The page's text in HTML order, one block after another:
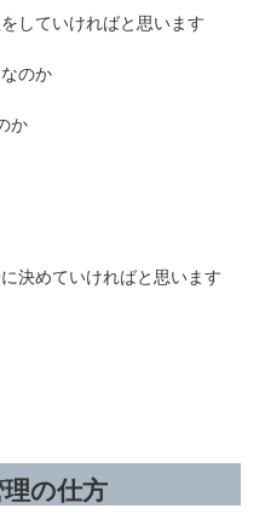
していければと思います
のか
か
決めていければと思います
の仕方